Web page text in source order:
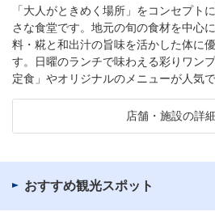
「大人がときめく場所」をコンセプト
さな食堂です。地元の旬の食材を中心
料・糀と和出汁の旨味を活かした体に
す。日曜のランチで味わえる彩りワン
定食」やオリジナルのメニューが人気で
店舗・施設の詳細
おすすめ観光スポット